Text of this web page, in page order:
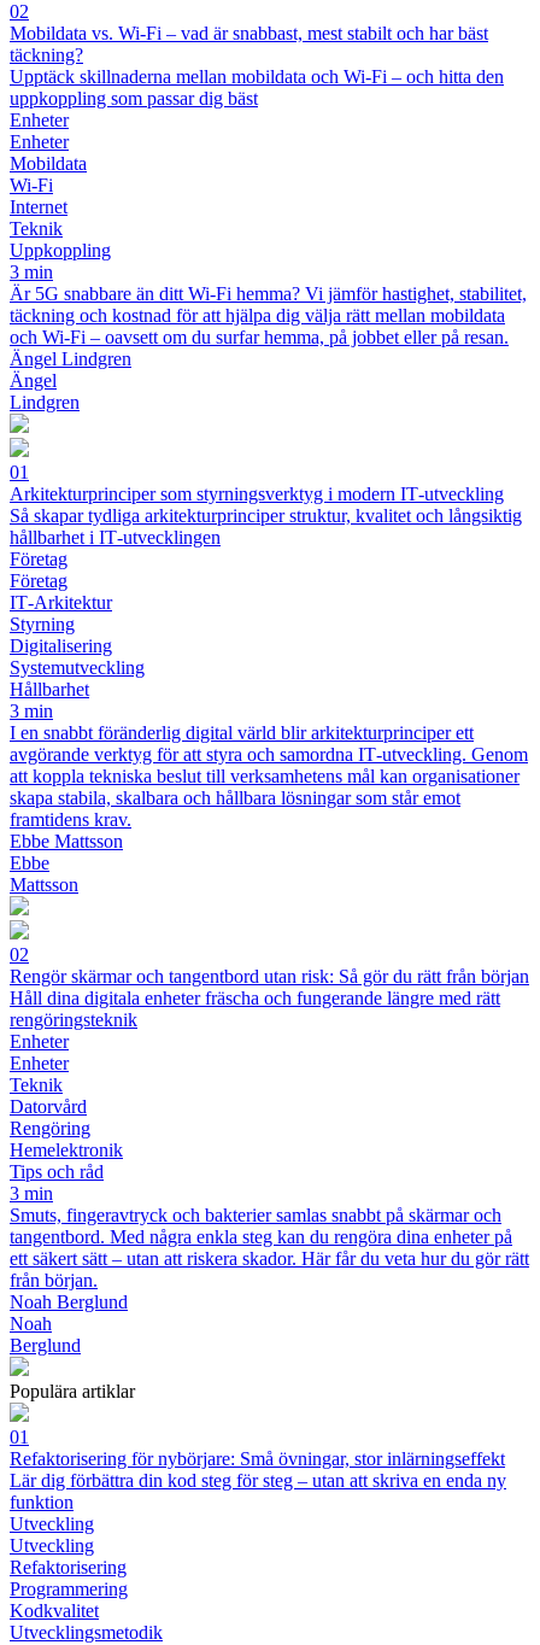
02
Mobildata vs. Wi-Fi – vad är snabbast, mest stabilt och har bäst
täckning?
Upptäck skillnaderna mellan mobildata och Wi-Fi – och hitta den
uppkoppling som passar dig bäst
Enheter
Enheter
Mobildata
Wi-Fi
Internet
Teknik
Uppkoppling
3 min
Är 5G snabbare än ditt Wi-Fi hemma? Vi jämför hastighet, stabilitet,
täckning och kostnad för att hjälpa dig välja rätt mellan mobildata
och Wi-Fi – oavsett om du surfar hemma, på jobbet eller på resan.
Ängel Lindgren
Ängel
Lindgren
01
Arkitekturprinciper som styrningsverktyg i modern IT‑utveckling
Så skapar tydliga arkitekturprinciper struktur, kvalitet och långsiktig
hållbarhet i IT‑utvecklingen
Företag
Företag
IT‑Arkitektur
Styrning
Digitalisering
Systemutveckling
Hållbarhet
3 min
I en snabbt föränderlig digital värld blir arkitekturprinciper ett
avgörande verktyg för att styra och samordna IT‑utveckling. Genom
att koppla tekniska beslut till verksamhetens mål kan organisationer
skapa stabila, skalbara och hållbara lösningar som står emot
framtidens krav.
Ebbe Mattsson
Ebbe
Mattsson
02
Rengör skärmar och tangentbord utan risk: Så gör du rätt från början
Håll dina digitala enheter fräscha och fungerande längre med rätt
rengöringsteknik
Enheter
Enheter
Teknik
Datorvård
Rengöring
Hemelektronik
Tips och råd
3 min
Smuts, fingeravtryck och bakterier samlas snabbt på skärmar och
tangentbord. Med några enkla steg kan du rengöra dina enheter på
ett säkert sätt – utan att riskera skador. Här får du veta hur du gör rätt
från början.
Noah Berglund
Noah
Berglund
Populära artiklar
01
Refaktorisering för nybörjare: Små övningar, stor inlärningseffekt
Lär dig förbättra din kod steg för steg – utan att skriva en enda ny
funktion
Utveckling
Utveckling
Refaktorisering
Programmering
Kodkvalitet
Utvecklingsmetodik